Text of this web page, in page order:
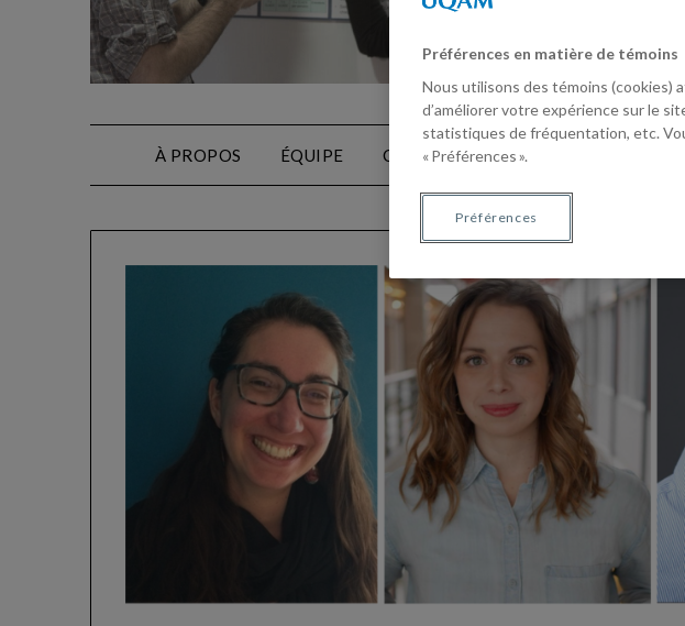
À PROPOS ÉQUIPE CONTACT ARTICLES
Préférences en matière de témoins
Nous utilisons des témoins (cookies)
d’améliorer votre expérience sur le
statistiques de fréquentation, etc.
« Préférences ».
Préférences